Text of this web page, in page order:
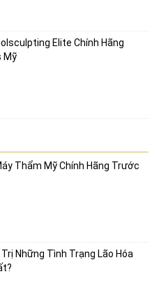
Elite Chính Hãng
Mỹ
Thẩm Mỹ Chính Hãng Trước
Những Tình Trạng Lão Hóa